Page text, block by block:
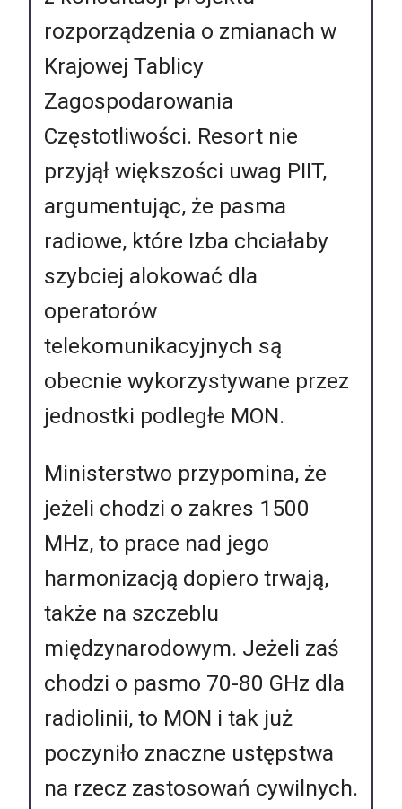
rozporządzenia o zmianach w
Krajowej Tablicy
Zagospodarowania
Częstotliwości. Resort nie
przyjął większości uwag PIIT,
argumentując, że pasma
radiowe, które Izba chciałaby
szybciej alokować dla
operatorów
telekomunikacyjnych są
obecnie wykorzystywane przez
jednostki podległe MON.
Ministerstwo przypomina, że
jeżeli chodzi o zakres 1500
MHz, to prace nad jego
harmonizacją dopiero trwają,
także na szczeblu
międzynarodowym. Jeżeli zaś
chodzi o pasmo 70-80 GHz dla
radiolinii, to MON i tak już
poczyniło znaczne ustępstwa
na rzecz zastosowań cywilnych.